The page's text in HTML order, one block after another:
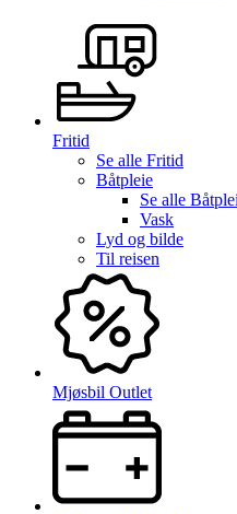
Fritid
Se alle Fritid
Båtpleie
Se alle
Vask
Lyd og bilde
Til reisen
Mjøsbil Outlet